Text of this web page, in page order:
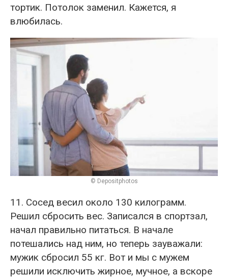
тортик. Потолок заменил. Кажется, я
влюбилась.
© Depositphotos
11. Сосед весил около 130 килограмм.
Решил сбросить вес. Записался в спортзал,
начал правильно питаться. В начале
потешались над ним, но теперь зауважали:
мужик сбросил 55 кг. Вот и мы с мужем
решили исключить жирное, мучное, а вскоре